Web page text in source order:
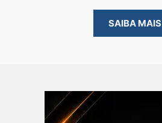
SAIBA MAIS